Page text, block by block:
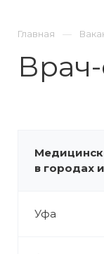
Главная
в городах
Уфа